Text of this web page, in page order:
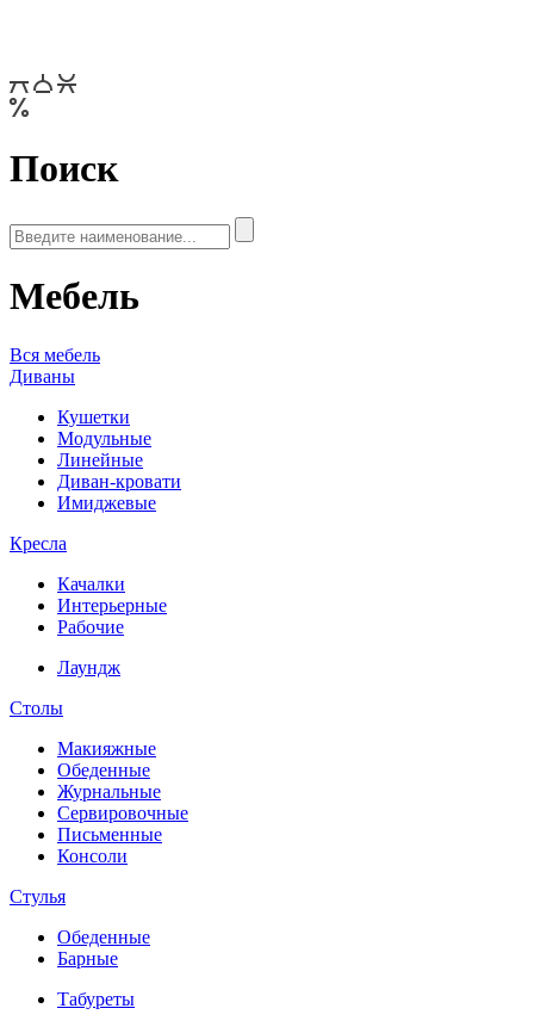
Поиск
Мебель
Вся мебель
Диваны
Кушетки
Модульные
Линейные
Диван-кровати
Имиджевые
Кресла
Качалки
Интерьерные
Рабочие
Лаундж
Столы
Макияжные
Обеденные
Журнальные
Сервировочные
Письменные
Консоли
Стулья
Обеденные
Барные
Табуреты